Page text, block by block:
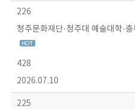
226
청주문화재단·청주대 예술대학·
428
2026.07.10
225